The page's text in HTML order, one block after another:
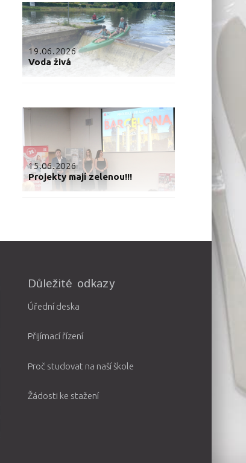
19.06.2026
Voda živá
15.06.2026
Projekty mají zelenou!!!
Důležité odkazy
Úřední deska
Přijímací řízení
Proč studovat na naší škole
Žádosti ke stažení